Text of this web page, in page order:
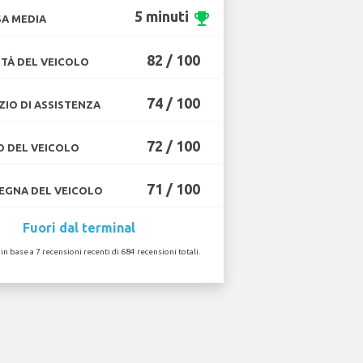
MEDIA 5 minuti emoji_events
DEL VEICOLO 82 / 100
DI ASSISTENZA 74 / 100
DEL VEICOLO 72 / 100
DEL VEICOLO 71 / 100
Fuori dal terminal
base a 7 recensioni recenti di 684 recensioni totali.